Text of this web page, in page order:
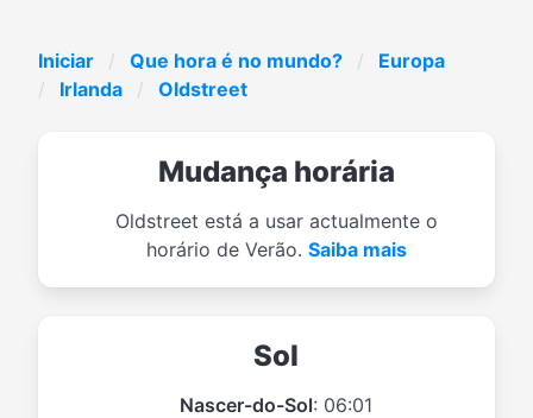
Iniciar Que hora é no mundo?
Europa
Irlanda
Oldstreet
Mudança horária
Oldstreet está a usar actualmente o
horário de Verão. Saiba mais
Sol
Nascer-do-Sol: 06:01